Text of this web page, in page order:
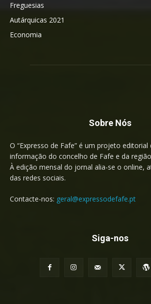
Freguesias
Autárquicas 2021
Economia
Sobre Nós
O “Expresso de Fafe” é um projeto editorial
informação do concelho de Fafe e da
À edição mensal do jornal alia-se o online,
das redes sociais.
Contacte-nos: geral@expressodefafe.pt
Siga-nos